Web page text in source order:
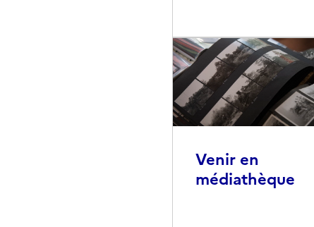
Venir en
médiathèque